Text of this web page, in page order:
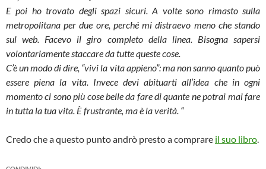
E poi ho trovato degli spazi sicuri. A volte sono rimasto sulla
metropolitana per due ore, perché mi distraevo meno che stando
sul web. Facevo il giro completo della linea. Bisogna sapersi
volontariamente staccare da tutte queste cose.
C’è un modo di dire, “vivi la vita appieno”: ma non sanno quanto può
essere piena la vita. Invece devi abituarti all’idea che in ogni
momento ci sono più cose belle da fare di quante ne potrai mai fare
in tutta la tua vita. È frustrante, ma è la verità. “
Credo che a questo punto andrò presto a comprare il suo libro.